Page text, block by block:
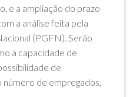
e a ampliação do prazo
a análise feita pela
(PGFN). Serão
a capacidade de
de
de empregados,